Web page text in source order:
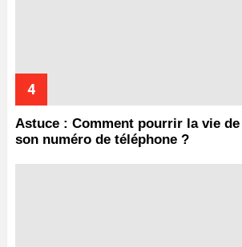
Astuce : Comment pourrir la vie de
son numéro de téléphone ?